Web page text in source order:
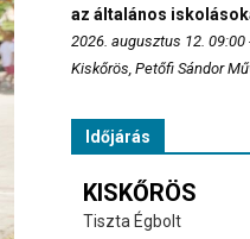
az általános
2026. augusztus 12. 09:00
Kiskőrös, Petőfi Sándor
Időjárás
KISKŐRÖS
Tiszta Égbolt